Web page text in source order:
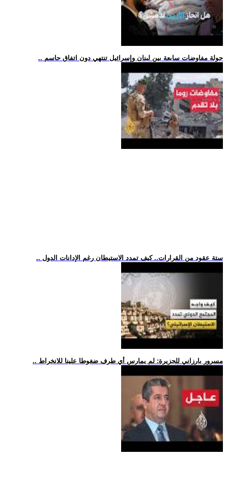
.. جولة مفاوضات سابعة بين لبنان وإسرائيل تنتهي دون اتفاق حاسم
.. ستة عقود من القرارات.. كيف تمدد الاستيطان رغم الإدانات الدول
.. مسرور بارزاني للجزيرة: لم يمارس أي طرف ضغوطا علينا للانخراط